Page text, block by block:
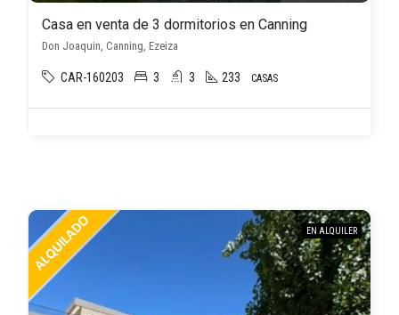
Casa en venta de 3 dormitorios en Canning
Don Joaquin, Canning, Ezeiza
CAR-160203 3 3 233 CASAS
EN ALQUILER